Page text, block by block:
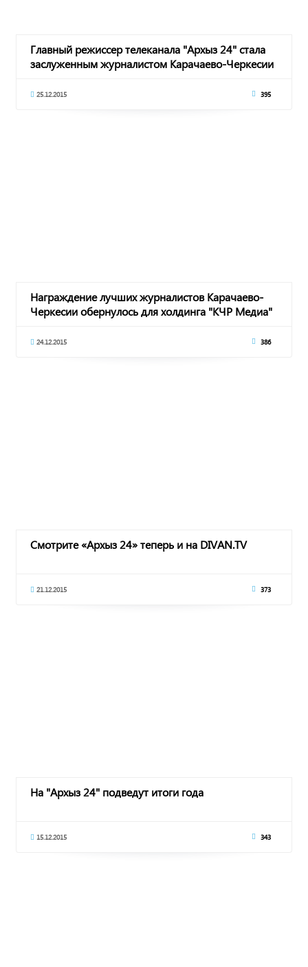
Главный режиссер телеканала "Архыз 24" стала
заслуженным журналистом Карачаево-Черкесии
25.12.2015 395
Награждение лучших журналистов Карачаево-
Черкесии обернулось для холдинга "КЧР Медиа"
24.12.2015 386
Смотрите «Архыз 24» теперь и на DIVAN.TV
21.12.2015 373
На "Архыз 24" подведут итоги года
15.12.2015 343